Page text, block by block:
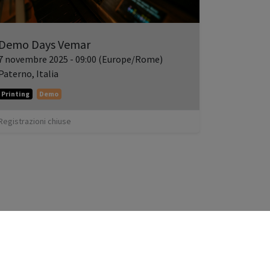
Days Vemar
novembre 2025 - 09:00 (Europe/Rome)
, Italia
Printing Demo
chiuse